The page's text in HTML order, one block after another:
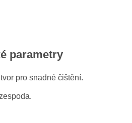
parametry
pro snadné čištění.